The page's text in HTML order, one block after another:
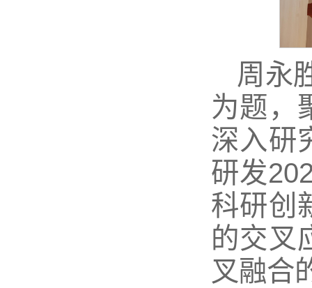
周永
为题，
深入研
研发
科研创
的交叉
叉融合